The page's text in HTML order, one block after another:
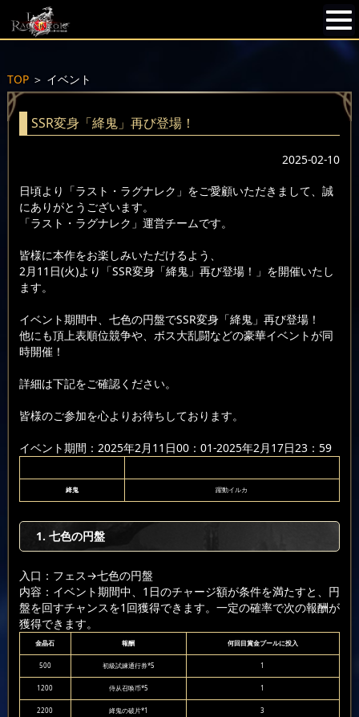
TOP＞ イベント
SSR変身「絳鬼」再び登場！
2025-02-10
日頃より「ラスト・ラグナレク」をご愛顧いただきまして、誠
にありがとうございます。
「ラスト・ラグナレク」運営チームです。
皆様に本作をお楽しみいただけるよう、
2月11日(火)より「SSR変身「絳鬼」再び登場！」を開催いたし
ます。
イベント期間中、七色の円盤でSSR変身「絳鬼」再び登場！
他にも頂上表順位競争や、ボス大乱闘などの豪華イベントが同
時開催！
詳細は下記をご確認ください。
皆様のご参加を心よりお待ちしております。
イベント期間：2025年2月11日00：01-2025年2月17日23：59
絳鬼 躍動イルカ
1. 七色の円盤
入口：フェス→七色の円盤
内容：イベント期間中、1日のチャージ額が条件を満たすと、円
盤を回すチャンスを1回獲得できます。一定の確率で次の報酬が
獲得できます。
金晶石 報酬 何回目賞金プールに投入
500 初級試練通行券*5 1
1200 侍从召唤币*5 1
2200 絳鬼の破片*1 3